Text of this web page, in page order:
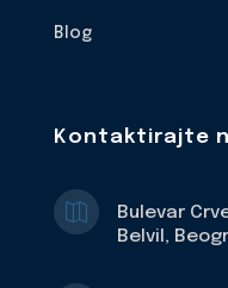
Blog
Kontaktirajte

Bulevar
Belvil,